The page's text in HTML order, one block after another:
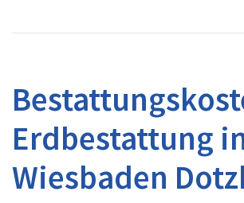
Erdbestattung
Wiesbaden